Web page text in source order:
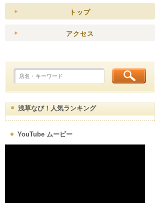
トップ
アクセス
浅草なび！人気ランキング
YouTube ムービー